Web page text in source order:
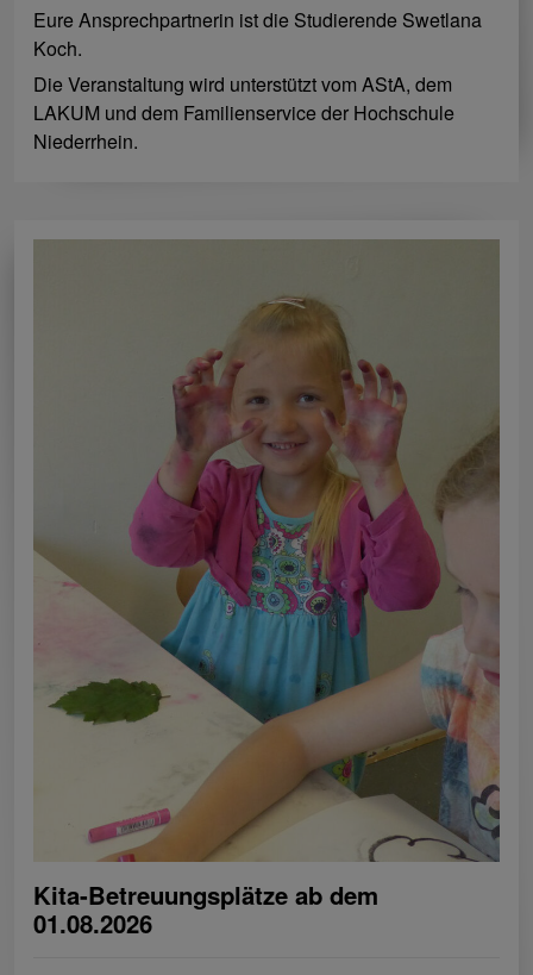
Eure Ansprechpartnerin ist die Studierende Swetlana
Koch.
Die Veranstaltung wird unterstützt vom AStA, dem
LAKUM und dem Familienservice der Hochschule
Niederrhein.
Kita-Betreuungsplätze ab dem
01.08.2026